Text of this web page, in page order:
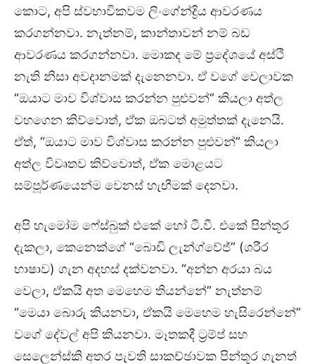
කොට, අපි ස්වභාවිකවම ලිංගේන්ද්‍රිය ආවරණය
කරගන්නවා. නැත්නම්, කාන්තාවන් නම් බඩ
ආවරණය කරගන්නවා. මොකද මේ ප්‍රදේශයේ අස්ථි
නැති නිසා අවදානමක් දැනෙනවා. ඒ වගේ වෙලාවක
“ඔයාට මාව විශ්වාස කරන්න පුළුවන්” කියලා අත්ල
වහගෙන කිව්වොත්, ඒක ඔබටත් අමුත්තක් දැනෙයි.
ඒත්, “ඔයාට මාව විශ්වාස කරන්න පුළුවන්” කියලා
අත්ල විවෘතව කිව්වොත්, ඒක මොළයට
සම්පූර්ණයෙන්ම වෙනස් හැඟීමක් දෙනවා.
අපි හැමෝම ෆේස්බුක් එකේ හෝ ටී.වී. එකේ පින්තූර
දැකලා, කෙනෙක්ගේ “බොඩි ලැන්ග්වේජ්” (ශරීර
භාෂාව) ගැන අදහස් දක්වනවා. “අන්න අරයා බය
වෙලා, ඒකයි අත මෙහෙම තියන්නේ” නැත්නම්
“මෙයා බොරු කියනවා, ඒකයි මෙහෙම හැසිරෙන්නේ”
වගේ දේවල් අපි කියනවා. මෑතකදී ට්‍රම්ප් සහ
සෙලෙන්ස්කි අතර පැවති සාකච්ඡාවක පින්තූර ගැනත්